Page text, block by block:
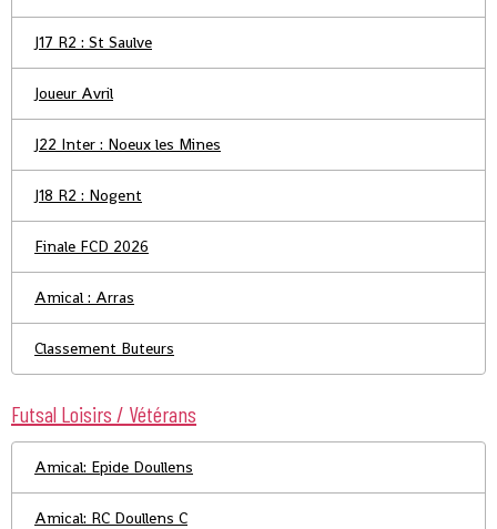
J17 R2 : St Saulve
Joueur Avril
J22 Inter : Noeux les Mines
J18 R2 : Nogent
Finale FCD 2026
Amical : Arras
Classement Buteurs
Futsal Loisirs / Vétérans
Amical: Epide Doullens
Amical: RC Doullens C